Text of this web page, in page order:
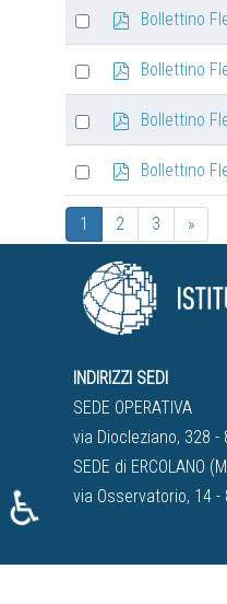
item
Select
an
item
Bollettino
Select
an
item
d
Bollettino
Select
an
item
Bollettino
Select
an
item
d
f
Bollettino
1 2 3 »
INDIRIZZI SEDI
SEDE OPERATIVA
via Diocleziano, 328 -
SEDE di ERCOLANO
via Osservatorio, 14 -